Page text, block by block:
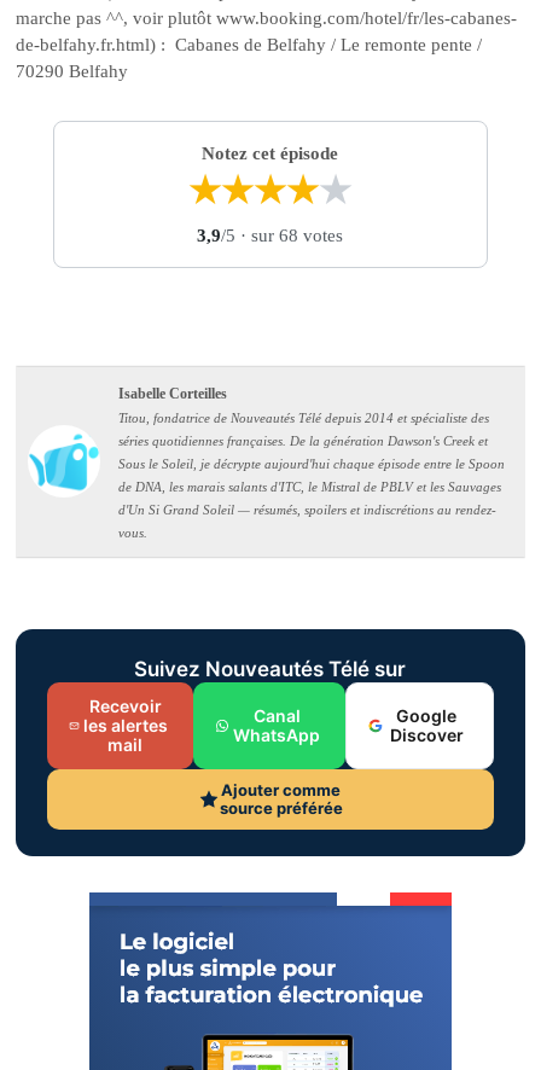
marche pas ^^, voir plutôt www.booking.com/hotel/fr/les-cabanes-
de-belfahy.fr.html) : Cabanes de Belfahy / Le remonte pente /
70290 Belfahy
Notez cet épisode
★★★★★
3,9/5 · sur 68 votes
Isabelle Corteilles
Titou, fondatrice de Nouveautés Télé depuis 2014 et spécialiste des
séries quotidiennes françaises. De la génération Dawson's Creek et
Sous le Soleil, je décrypte aujourd'hui chaque épisode entre le Spoon
de DNA, les marais salants d'ITC, le Mistral de PBLV et les Sauvages
d'Un Si Grand Soleil — résumés, spoilers et indiscrétions au rendez-
vous.
Suivez Nouveautés Télé sur
Recevoir
les alertes
mail
Canal
WhatsApp
Google
Discover
Ajouter comme
source préférée